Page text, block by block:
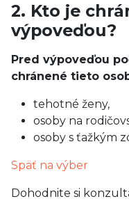
2. Kto je
výpoveďou?
Pred výpoveďou
chránené tieto
tehotné ženy,
osoby na
osoby s ťažkým
Späť na výber
Dohodnite si